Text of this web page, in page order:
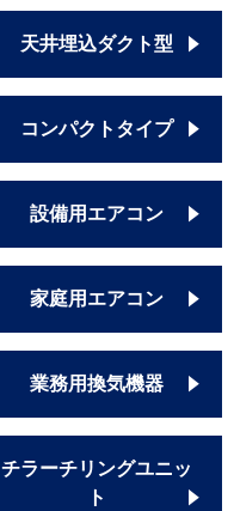
天井埋込ダクト型
コンパクトタイプ
設備用エアコン
家庭用エアコン
業務用換気機器
チラーチリングユニッ
ト